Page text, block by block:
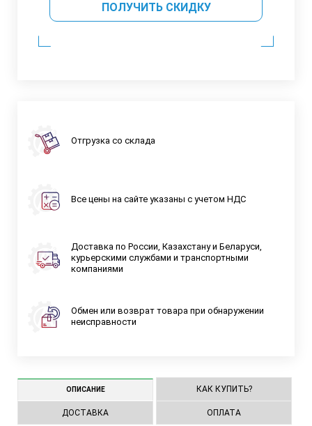
ПОЛУЧИТЬ СКИДКУ
Отгрузка со склада
Все цены на сайте указаны с учетом НДС
Доставка по России, Казахстану и Беларуси,
курьерскими службами и транспортными
компаниями
Обмен или возврат товара при обнаружении
неисправности
ОПИСАНИЕ КАК КУПИТЬ?
ДОСТАВКА ОПЛАТА